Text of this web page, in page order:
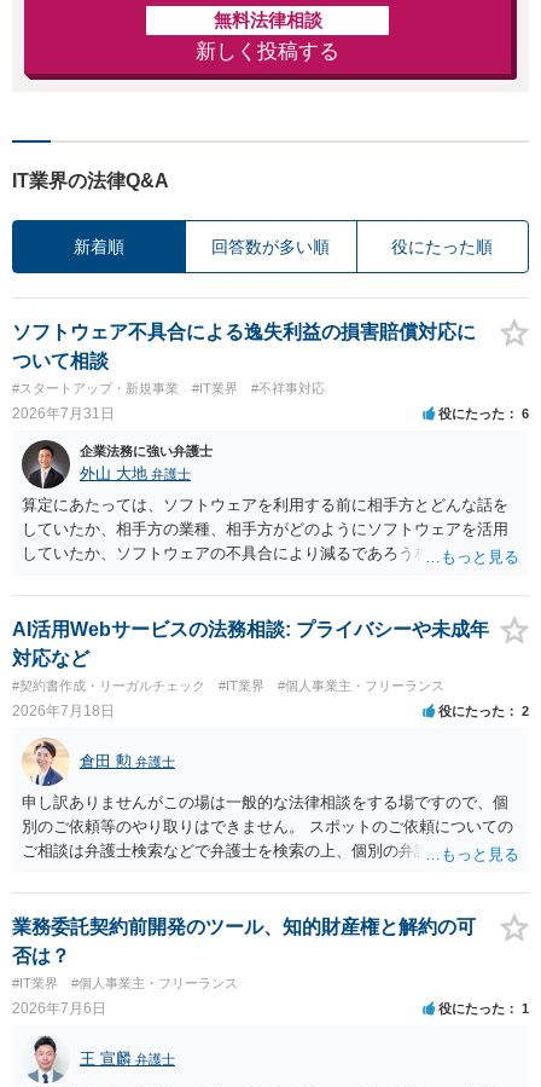
無料法律相談
新しく投稿する
IT業界の法律Q&A
新着順 回答数が多い順 役にたった順
ソフトウェア不具合による逸失利益の損害賠償対応に
ついて相談
#スタートアップ・新規事業 #IT業界 #不祥事対応
2026年7月31日 役にたった 6
企業法務に強い弁護士
外山 大地 弁護士
算定にあたっては、ソフトウェアを利用する前に相手方とどんな話を
していたか、相手方の業種、相手方がどのようにソフトウェアを活用
していたか、ソフトウェアの不具合により減るであろう相手方の将来
ます。 すでに王先生からも回答されている通り、最寄りの弁護士に相
談されることをお勧めします。
AI活用Webサービスの法務相談: プライバシーや未成年
対応など
#契約書作成・リーガルチェック #IT業界 #個人事業主・フリーランス
2026年7月18日 役にたった 2
倉田 勲 弁護士
申し訳ありませんがこの場は一般的な法律相談をする場ですので、個
別のご依頼等のやり取りはできません。 スポットのご依頼についての
ご相談は弁護士検索などで弁護士を検索の上、個別の弁護士にご連絡
業務委託契約前開発のツール、知的財産権と解約の可
否は？
#IT業界 #個人事業主・フリーランス
2026年7月6日 役にたった 1
王 宣麟 弁護士